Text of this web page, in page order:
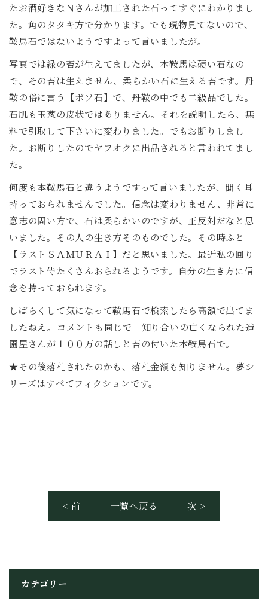
たお酒好きなＮさんが加工された石ってすぐにわかりまし
た。角のタタキ方で分かります。でも現物見てないので、
鞍馬石ではないようですよって言いましたが。
写真では緑の苔が生えてましたが、本鞍馬は硬い石なの
で、その苔は生えません、柔らかい石に生える苔です。丹
鞍の俗に言う【ボソ石】で、丹鞍の中でも二級品でした。
石肌も玉葱の皮状ではありません。それを説明したら、無
料で引取して下さいに変わりました。でもお断りしまし
た。お断りしたのでヤフオクに出品されると言われてまし
た。
何度も本鞍馬石と違うようですって言いましたが、聞く耳
持っておられませんでした。信念は変わりません、非常に
意志の固い方で、石は柔らかいのですが、正反対だなと思
いました。その人の生き方そのものでした。その時ふと
【ラストＳＡＭＵＲＡＩ】だと思いました。最近私の回り
でラスト侍たくさんおられるようです。自分の生き方に信
念を持っておられます。
しばらくして気になって鞍馬石で検索したら高額で出てま
したねえ。コメントも同じで 知り合いの亡くなられた造
園屋さんが１００万の話しと苔の付いた本鞍馬石で。
★その後落札されたのかも、落札金額も知りません。夢シ
リーズはすべてフィクションです。
< 前 一覧へ戻る 次 >
カテゴリー